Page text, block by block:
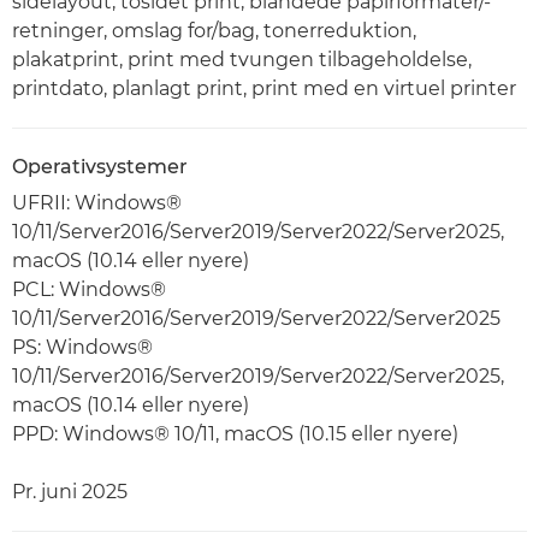
retninger, omslag for/bag, tonerreduktion,
plakatprint, print med tvungen tilbageholdelse,
printdato, planlagt print, print med en virtuel printer
Operativsystemer
UFRII: Windows®
10/11/Server2016/Server2019/Server2022/Server2025,
macOS (10.14 eller nyere)
PCL: Windows®
10/11/Server2016/Server2019/Server2022/Server2025
PS: Windows®
10/11/Server2016/Server2019/Server2022/Server2025,
macOS (10.14 eller nyere)
PPD: Windows® 10/11, macOS (10.15 eller nyere)
Pr. juni 2025